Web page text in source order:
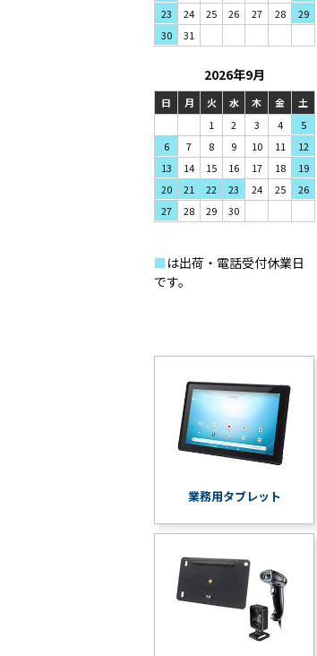
23
24 25 26 27 28
29
30
31
2026年9月
日 月 火 水 木 金
土
1
2 3 4
5
6
7 8 9 10 11
12
13
14 15 16 17 18
19
20
21 22 23 24 25
26
27
28 29 30
■ は出荷・電話受付休業日
です。
業務用タブレット